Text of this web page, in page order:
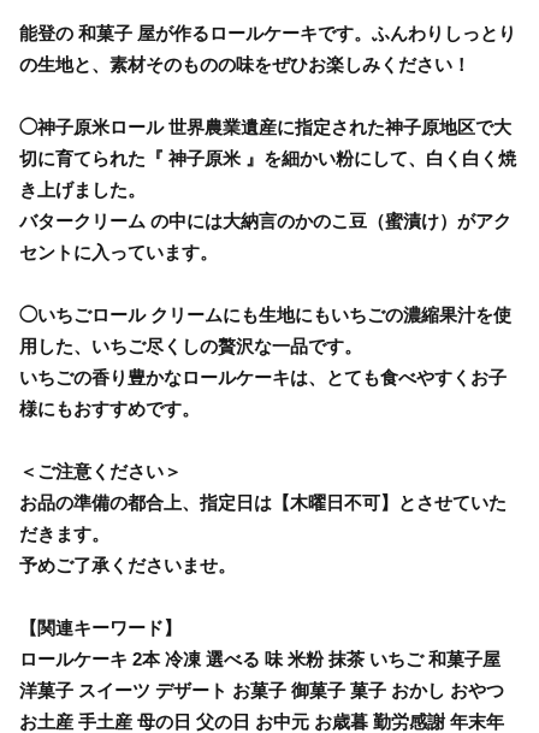
能登の 和菓子 屋が作るロールケーキです。ふんわりしっとり
の生地と、素材そのものの味をぜひお楽しみください！
◯神子原米ロール 世界農業遺産に指定された神子原地区で大
切に育てられた『 神子原米 』を細かい粉にして、白く白く焼
き上げました。
バタークリーム の中には大納言のかのこ豆（蜜漬け）がアク
セントに入っています。
◯いちごロール クリームにも生地にもいちごの濃縮果汁を使
用した、いちご尽くしの贅沢な一品です。
いちごの香り豊かなロールケーキは、とても食べやすくお子
様にもおすすめです。
＜ご注意ください＞
お品の準備の都合上、指定日は【木曜日不可】とさせていた
だきます。
予めご了承くださいませ。
【関連キーワード】
ロールケーキ 2本 冷凍 選べる 味 米粉 抹茶 いちご 和菓子屋
洋菓子 スイーツ デザート お菓子 御菓子 菓子 おかし おやつ
お土産 手土産 母の日 父の日 お中元 お歳暮 勤労感謝 年末年